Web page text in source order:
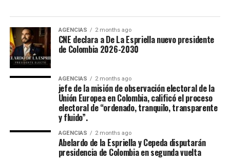
Para el jefe negociador, abandonar el secuestro es “una
exigencia nacional y urgente” que pasa a ser el primer
punto a tratar en la mesa de negociación.
“La práctica del secuestro ha hundido procesos enteros,
ha sido un elemento que ha generado odios inmensos
contra otras organizaciones como las FARC, que no han
podido levantar cabeza todavía de ese tema así hayan
firmado el acuerdo de paz”, aseguró Patiño, cofundador
de la extinta guerrilla M-19, la misma en la que militó
Petro durante su juventud.
AGENCIAS 2 months ago
CNE declara a De La Espriella nuevo presidente
de Colombia 2026-2030
AGENCIAS 2 months ago
jefe de la misión de observación electoral de la
Unión Europea en Colombia, calificó el proceso
electoral de “ordenado, tranquilo, transparente
y fluido”.
AGENCIAS 2 months ago
Abelardo de la Espriella y Cepeda disputarán
presidencia de Colombia en segunda vuelta